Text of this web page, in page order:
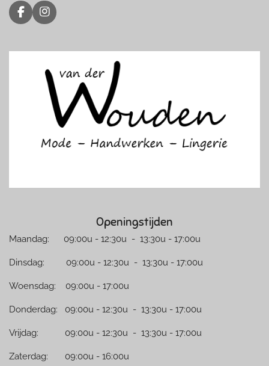
F
a
e
I
n
t
g
r
a
m
Openingstijden
Maandag: 09:00u - 12:30u - 13:30u - 17:00u
Dinsdag: 09:00u - 12:30u - 13:30u - 17:00u
Woensdag: 09:00u - 17:00u
Donderdag: 09:00u - 12:30u - 13:30u - 17:00u
Vrijdag: 09:00u - 12:30u - 13:30u - 17:00u
Zaterdag: 09:00u - 16:00u